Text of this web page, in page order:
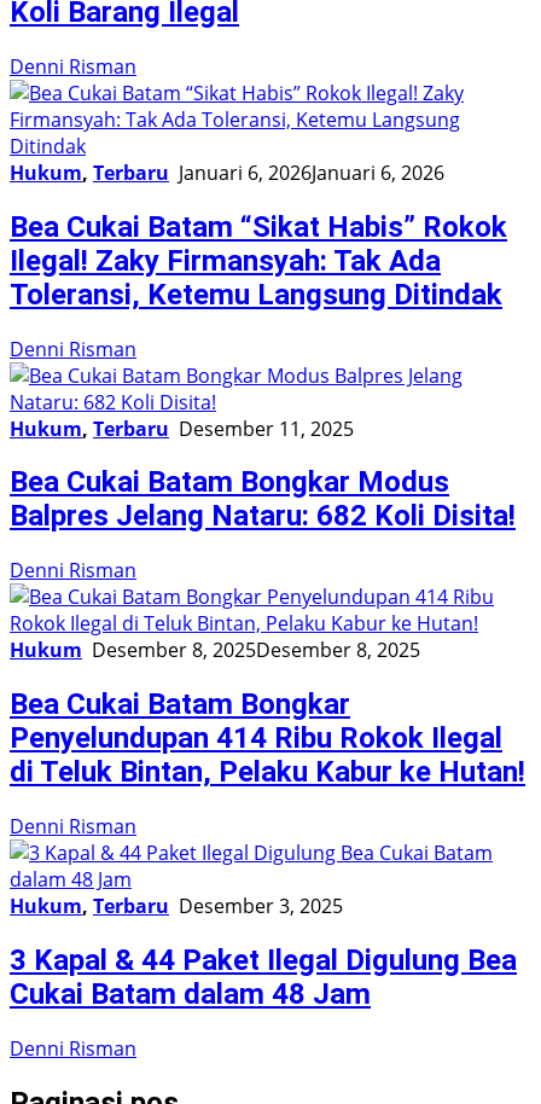
Koli Barang Ilegal
Denni Risman
Hukum, Terbaru Januari 6, 2026Januari 6, 2026
Bea Cukai Batam “Sikat Habis” Rokok
Ilegal! Zaky Firmansyah: Tak Ada
Toleransi, Ketemu Langsung Ditindak
Denni Risman
Hukum, Terbaru Desember 11, 2025
Bea Cukai Batam Bongkar Modus
Balpres Jelang Nataru: 682 Koli Disita!
Denni Risman
Hukum Desember 8, 2025Desember 8, 2025
Bea Cukai Batam Bongkar
Penyelundupan 414 Ribu Rokok Ilegal
di Teluk Bintan, Pelaku Kabur ke Hutan!
Denni Risman
Hukum, Terbaru Desember 3, 2025
3 Kapal & 44 Paket Ilegal Digulung Bea
Cukai Batam dalam 48 Jam
Denni Risman